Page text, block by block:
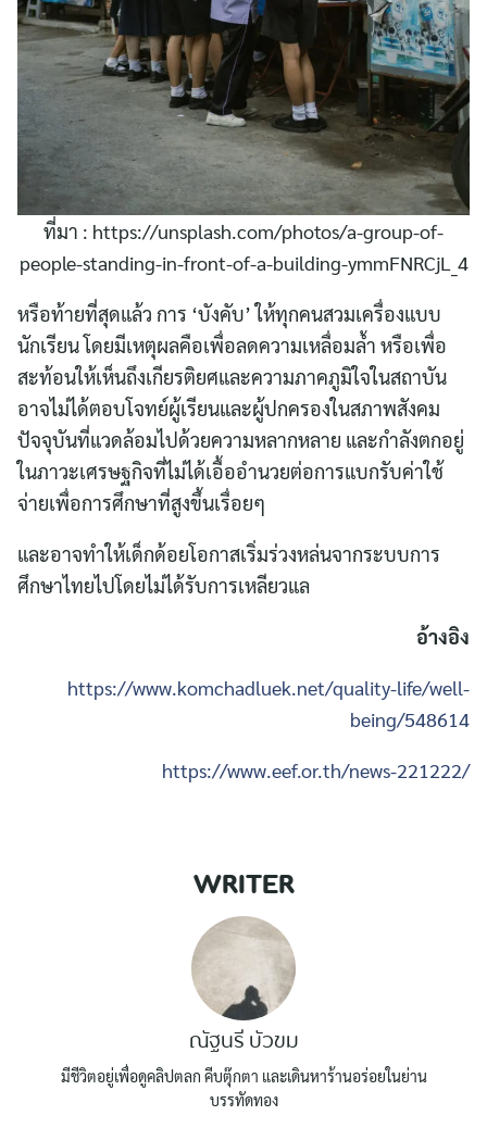
ที่มา : https://unsplash.com/photos/a-group-of-
people-standing-in-front-of-a-building-ymmFNRCjL_4
หรือท้ายที่สุดแล้ว การ ‘บังคับ’ ให้ทุกคนสวมเครื่องแบบ
นักเรียน โดยมีเหตุผลคือเพื่อลดความเหลื่อมล้ำ หรือเพื่อ
สะท้อนให้เห็นถึงเกียรติยศและความภาคภูมิใจในสถาบัน
อาจไม่ได้ตอบโจทย์ผู้เรียนและผู้ปกครองในสภาพสังคม
ปัจจุบันที่แวดล้อมไปด้วยความหลากหลาย และกำลังตกอยู่
ในภาวะเศรษฐกิจที่ไม่ได้เอื้ออำนวยต่อการแบกรับค่าใช้
จ่ายเพื่อการศึกษาที่สูงขึ้นเรื่อยๆ
และอาจทำให้เด็กด้อยโอกาสเริ่มร่วงหล่นจากระบบการ
ศึกษาไทยไปโดยไม่ได้รับการเหลียวแล
อ้างอิง
https://www.komchadluek.net/quality-life/well-
being/548614
https://www.eef.or.th/news-221222/
WRITER
ณัฐนรี บัวขม
มีชีวิตอยู่เพื่อดูคลิปตลก คีบตุ๊กตา และเดินหาร้านอร่อยในย่าน
บรรทัดทอง